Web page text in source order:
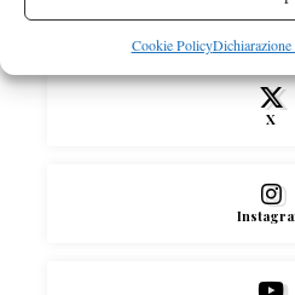
Cookie Policy
X